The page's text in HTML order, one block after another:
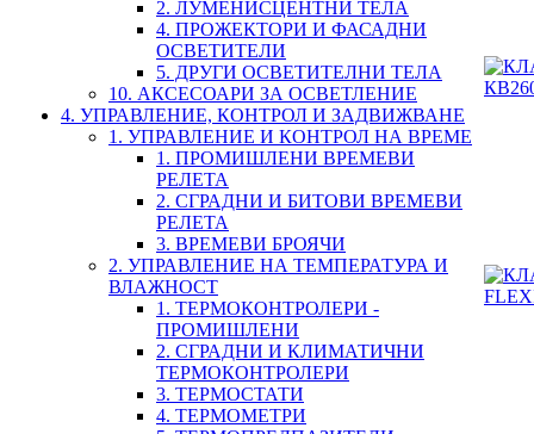
2. ЛУМЕНИСЦЕНТНИ ТЕЛА
4. ПРОЖЕКТОРИ И ФАСАДНИ
ОСВЕТИТЕЛИ
5. ДРУГИ ОСВЕТИТЕЛНИ ТЕЛА
10. АКСЕСОАРИ ЗА ОСВЕТЛЕНИЕ
4. УПРАВЛЕНИЕ, КОНТРОЛ И ЗАДВИЖВАНЕ
1. УПРАВЛЕНИЕ И КОНТРОЛ НА ВРЕМЕ
1. ПРОМИШЛЕНИ ВРЕМЕВИ
РЕЛЕТА
2. СГРАДНИ И БИТОВИ ВРЕМЕВИ
РЕЛЕТА
3. ВРЕМЕВИ БРОЯЧИ
2. УПРАВЛЕНИЕ НА ТЕМПЕРАТУРА И
ВЛАЖНОСТ
1. ТЕРМОКОНТРОЛЕРИ -
ПРОМИШЛЕНИ
2. СГРАДНИ И КЛИМАТИЧНИ
ТЕРМОКОНТРОЛЕРИ
3. ТЕРМОСТАТИ
4. ТЕРМОМЕТРИ